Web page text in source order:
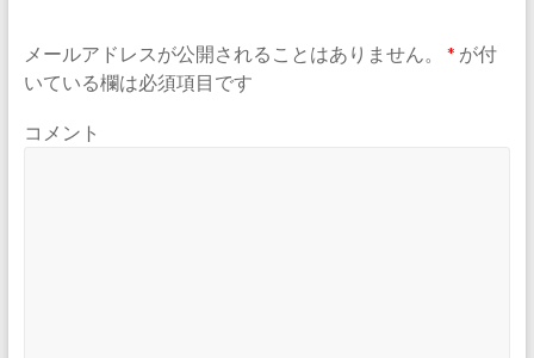
メールアドレスが公開されることはありません。 * が付
いている欄は必須項目です
コメント